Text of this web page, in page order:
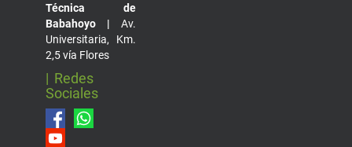
Técnica de
Babahoyo | Av.
Universitaria, Km.
2,5 vía Flores
| Redes
Sociales